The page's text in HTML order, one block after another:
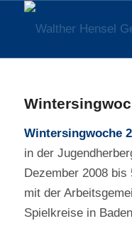
Wintersingwoche
in der
Dezember 2008
mit der
Spielkreise in